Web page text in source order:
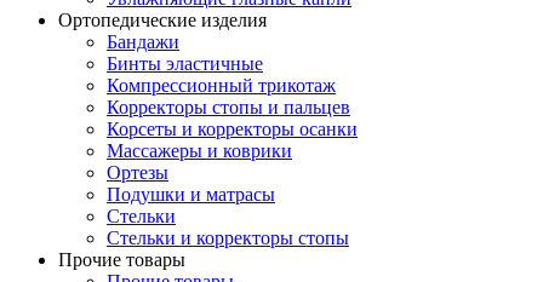
Ортопедические изделия
Бандажи
Бинты эластичные
Компрессионный трикотаж
Корректоры стопы и пальцев
Корсеты и корректоры осанки
Массажеры и коврики
Ортезы
Подушки и матрасы
Стельки
Стельки и корректоры стопы
Прочие товары